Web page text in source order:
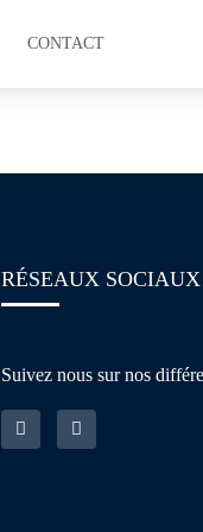
CONTACT
RÉSEAUX SOCIAUX
Suivez nous sur nos